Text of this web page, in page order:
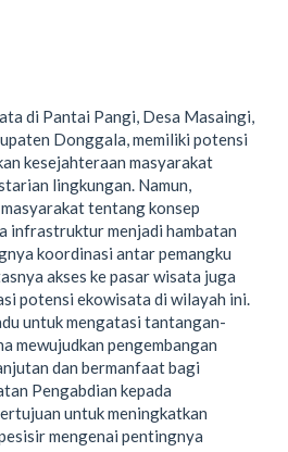
di Pantai Pangi, Desa Masaingi,
Donggala, memiliki potensi
kesejahteraan masyarakat
lingkungan. Namun,
tentang konsep
infrastruktur menjadi hambatan
koordinasi antar pemangku
akses ke pasar wisata juga
potensi ekowisata di wilayah ini.
untuk mengatasi tantangan-
mewujudkan pengembangan
dan bermanfaat bagi
Pengabdian kepada
untuk meningkatkan
mengenai pentingnya